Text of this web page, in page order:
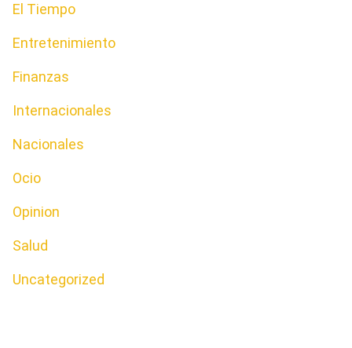
El Tiempo
Entretenimiento
Finanzas
Internacionales
Nacionales
Ocio
Opinion
Salud
Uncategorized